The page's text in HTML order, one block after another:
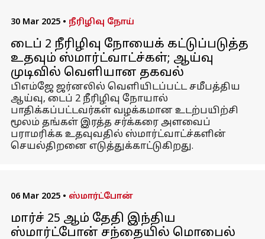
30 Mar 2025 • நீரிழிவு நோய்
டைப் 2 நீரிழிவு நோயைக் கட்டுப்படுத்த
உதவும் ஸ்மார்ட்வாட்ச்கள்; ஆய்வு
முடிவில் வெளியான தகவல்
பிஎம்ஜே ஜர்னலில் வெளியிடப்பட்ட சமீபத்திய
ஆய்வு, டைப் 2 நீரிழிவு நோயால்
பாதிக்கப்பட்டவர்கள் வழக்கமான உடற்பயிற்சி
மூலம் தங்கள் இரத்த சர்க்கரை அளவைப்
பராமரிக்க உதவுவதில் ஸ்மார்ட்வாட்ச்களின்
செயல்திறனை எடுத்துக்காட்டுகிறது.
06 Mar 2025 • ஸ்மார்ட்போன்
மார்ச் 25 ஆம் தேதி இந்திய
ஸ்மார்ட்போன் சந்தையில் மொபைல்